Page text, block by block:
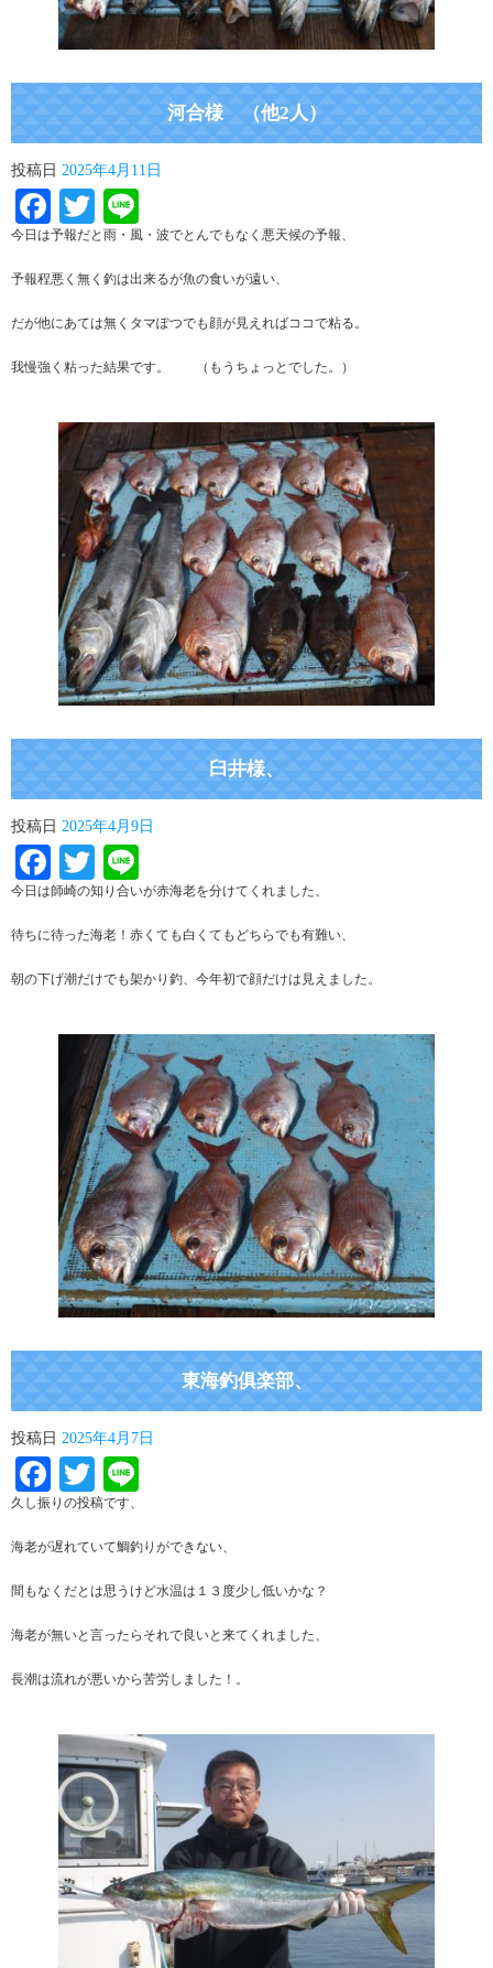
河合様 （他2人）
投稿日 2025年4月11日
Facebook
Twitter
今日は予報だと雨・風・波でとんでもなく悪天候の予報、
予報程悪く無く釣は出来るが魚の食いが遠い、
だが他にあては無くタマぽつでも顔が見えればココで粘る。
我慢強く粘った結果です。 （もうちょっとでした。）
臼井様、
投稿日 2025年4月9日
Facebook
Twitter
今日は師崎の知り合いが赤海老を分けてくれました、
待ちに待った海老！赤くても白くてもどちらでも有難い、
朝の下げ潮だけでも架かり釣、今年初で顔だけは見えました。
東海釣俱楽部、
投稿日 2025年4月7日
Facebook
Twitter
久し振りの投稿です、
海老が遅れていて鯛釣りができない、
間もなくだとは思うけど水温は１３度少し低いかな？
海老が無いと言ったらそれで良いと来てくれました、
長潮は流れが悪いから苦労しました！。